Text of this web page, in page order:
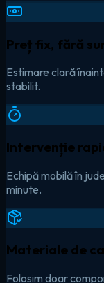
Preț fix, fără
Estimare clară
stabilit.
Intervenție
Echipă mobilă în
minute.
Materiale de
Folosim doar